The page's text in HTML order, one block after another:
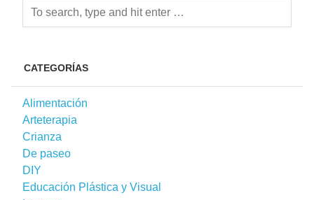
CATEGORÍAS
Alimentación
Arteterapia
Crianza
De paseo
DIY
Educación Plástica y Visual